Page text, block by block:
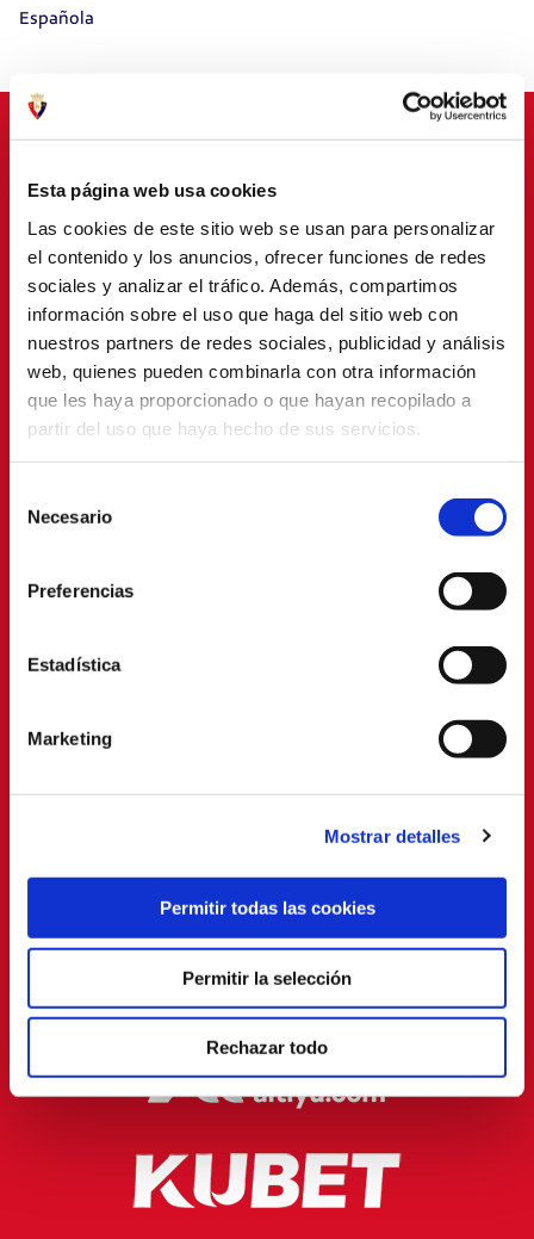
Esta página web usa cookies
Las cookies de este sitio web se usan para personalizar
el contenido y los anuncios, ofrecer funciones de redes
sociales y analizar el tráfico. Además, compartimos
información sobre el uso que haga del sitio web con
nuestros partners de redes sociales, publicidad y análisis
web, quienes pueden combinarla con otra información
que les haya proporcionado o que hayan recopilado a
partir del uso que haya hecho de sus servicios.
Necesario
Preferencias
Estadística
Marketing
Mostrar detalles
Permitir todas las cookies
Permitir la selección
Rechazar todo
Española